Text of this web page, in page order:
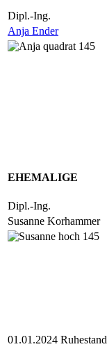
Dipl.-Ing.
Anja Ender
EHEMALIGE
Dipl.-Ing.
Susanne Korhammer
01.01.2024 Ruhestand